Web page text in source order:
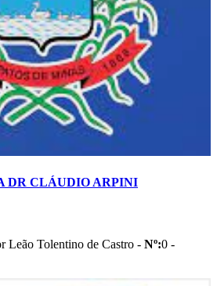
DR CLÁUDIO ARPINI
Leão Tolentino de Castro - Nº:0 -